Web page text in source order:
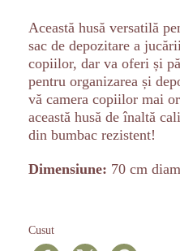
Această husă versatilă
sac de depozitare a
copiilor, dar va oferi și
pentru organizarea și
vă camera copiilor mai
această husă de înaltă
din bumbac rezistent!
Dimensiune: 70 cm
Cusut